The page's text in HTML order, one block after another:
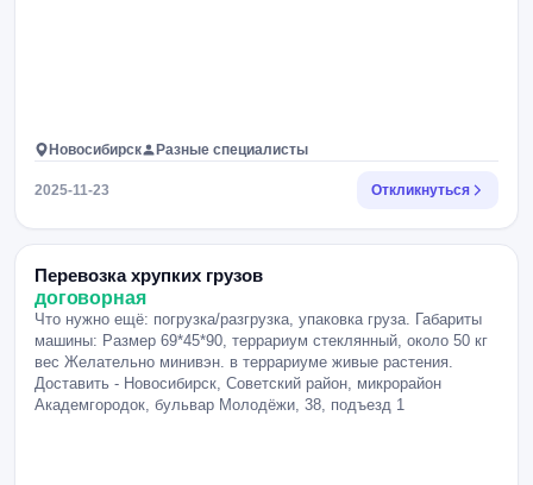
Новосибирск Разные специалисты
2025-11-23 Откликнуться
Перевозка хрупких грузов
договорная
Что нужно ещё: погрузка/разгрузка, упаковка груза. Габариты
машины: Размер 69*45*90, террариум стеклянный, около 50 кг
вес Желательно минивэн. в террариуме живые растения.
Доставить - Новосибирск, Советский район, микрорайон
Академгородок, бульвар Молодёжи, 38, подъезд 1